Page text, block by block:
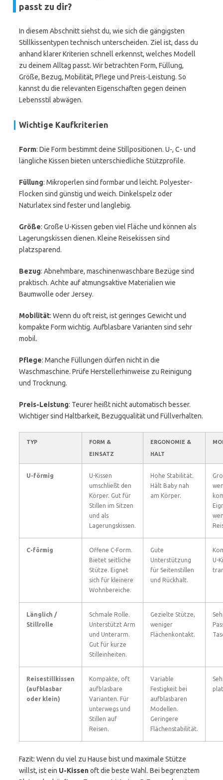
passt zu dir?
In diesem Abschnitt siehst du, wie sich die gängigsten
Stillkissentypen technisch unterscheiden. Ziel ist, dass du
anhand klarer Kriterien schnell erkennst, welches Modell
zu deinem Alltag passt. Wir betrachten Form, Füllung,
Größe, Bezug, Mobilität, Pflege und Preis-Leistung. So
kannst du die relevanten Eigenschaften gegen deinen
Lebensstil abwägen.
Wichtige Kaufkriterien
Form: Die Form bestimmt deine Stillpositionen. U-, C- und
längliche Kissen bieten unterschiedliche Stützprofile.
Füllung: Mikroperlen sind formbar und leicht. Polyester-
Flocken sind günstig und weich. Dinkelspelz oder
Naturlatex sind fester und langlebig.
Größe: Große U-Kissen geben viel Fläche und können als
Lagerungskissen dienen. Kleine Reisekissen sind
platzsparend.
Bezug: Abnehmbare, maschinenwaschbare Bezüge sind
praktisch. Achte auf atmungsaktive Materialien wie
Baumwolle oder Jersey.
Mobilität: Wenn du oft reist, ist geringes Gewicht und
kompakte Form wichtig. Aufblasbare Varianten sind sehr
mobil.
Pflege: Manche Füllungen dürfen nicht in die
Waschmaschine. Prüfe Herstellerhinweise zu Reinigung
und Trocknung.
Preis-Leistung: Teurer heißt nicht automatisch besser.
Wichtiger sind Haltbarkeit, Bezugqualität und Füllverhalten.
TYP
FORM &
EINSATZ
ERGONOMIE &
HALT
U-förmig
U-Kissen
umschließt den
Körper. Gut für
Stillen im Sitzen
und als
Lagerungskissen.
Hohe Stabilität.
Hält Baby nah
am Körper.
C-förmig
Offene C-Form.
Bietet seitliche
Stütze. Eignet
sich für kleinere
Wohnbereiche.
Gute
Unterstützung
für Seitenstillen
und Rückhalt.
U-
Länglich /
Stillrolle
Schmale Rolle.
Unterstützt Arm
und Unterarm.
Gut für kurze
Stilleinheiten.
Gezielte Stütze,
weniger
Flächenkontakt.
Reisestillkissen
(aufblasbar
oder klein)
Kompakte, oft
aufblasbare
Varianten. Für
unterwegs und
Stillen auf
Reisen.
Variable
Festigkeit bei
aufblasbaren
Modellen.
Geringere
Flächenstabilität.
Fazit: Wenn du viel zu Hause bist und maximale Stütze
willst, ist ein U-Kissenoft die beste Wahl. Bei begrenztem